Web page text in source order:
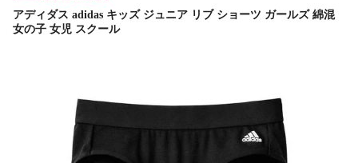
アディダス adidas キッズ ジュニア リブ ショーツ ガールズ 綿混
女の子 女児 スクール